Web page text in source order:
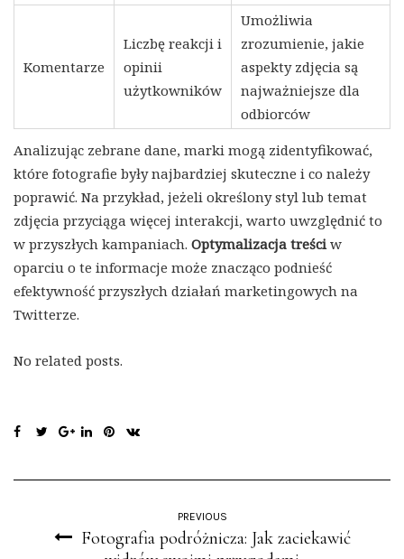
Komentarze
Liczbę reakcji i
opinii
użytkowników
Umożliwia
zrozumienie, jakie
aspekty zdjęcia są
najważniejsze dla
odbiorców
Analizując zebrane dane, marki mogą zidentyfikować,
które fotografie były najbardziej skuteczne i co należy
poprawić. Na przykład, jeżeli określony styl lub temat
zdjęcia przyciąga więcej interakcji, warto uwzględnić to
w przyszłych kampaniach. Optymalizacja treści w
oparciu o te informacje może znacząco podnieść
efektywność przyszłych działań marketingowych na
Twitterze.
No related posts.
PREVIOUS
Fotografia podróżnicza: Jak zaciekawić